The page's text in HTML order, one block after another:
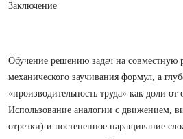
Заключение
Обучение решению задач на совместную
механического заучивания формул, а
«производительность труда» как доли от
Использование аналогии с движением,
отрезки) и постепенное наращивание